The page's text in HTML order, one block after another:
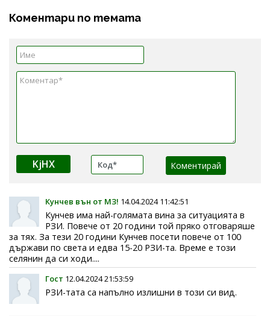
Коментари по темата
KjHX
Кунчев вън от МЗ! 14.04.2024 11:42:51
Кунчев има най-голямата вина за ситуацията в
РЗИ. Повече от 20 години той пряко отговаряше
за тях. За тези 20 години Кунчев посети повече от 100
държави по света и едва 15-20 РЗИ-та. Време е този
селянин да си ходи....
Гост 12.04.2024 21:53:59
РЗИ-тата са напълно излишни в този си вид.